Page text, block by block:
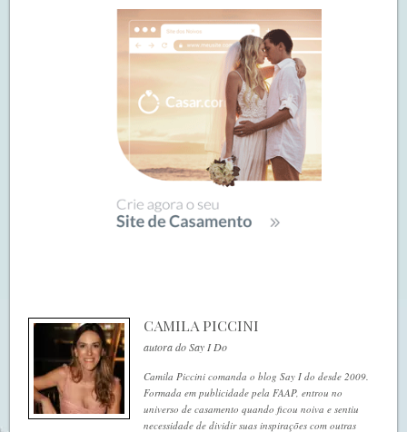
CAMILA PICCINI
autora do Say I Do
Camila Piccini comanda o blog Say I do desde 2009.
Formada em publicidade pela FAAP, entrou no
universo de casamento quando ficou noiva e sentiu
necessidade de dividir suas inspirações com outras